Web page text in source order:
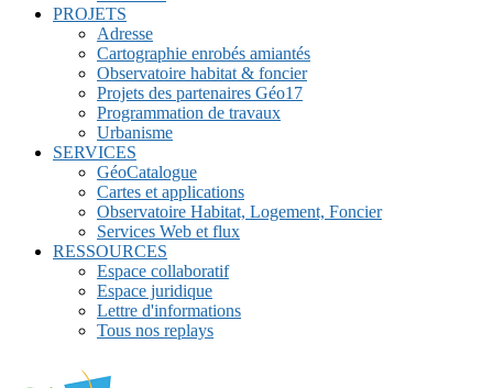
PROJETS
Adresse
Cartographie enrobés amiantés
Observatoire habitat & foncier
Projets des partenaires Géo17
Programmation de travaux
Urbanisme
SERVICES
GéoCatalogue
Cartes et applications
Observatoire Habitat, Logement, Foncier
Services Web et flux
RESSOURCES
Espace collaboratif
Espace juridique
Lettre d'informations
Tous nos replays